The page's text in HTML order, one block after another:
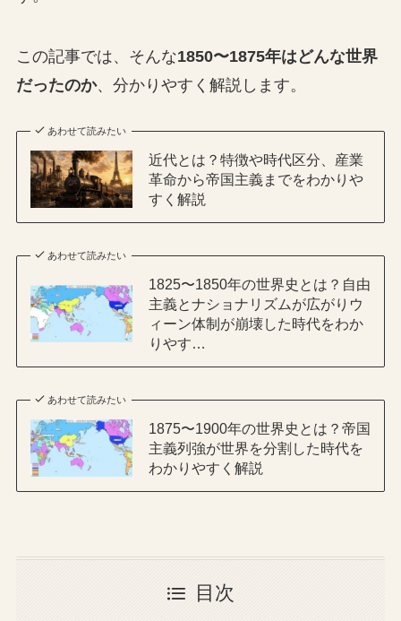
この記事では、そんな1850〜1875年はどんな世界
だったのか、分かりやすく解説します。
あわせて読みたい
近代とは？特徴や時代区分、産業
革命から帝国主義までをわかりや
すく解説
あわせて読みたい
1825〜1850年の世界史とは？自由
主義とナショナリズムが広がりウ
ィーン体制が崩壊した時代をわか
りやす…
あわせて読みたい
1875〜1900年の世界史とは？帝国
主義列強が世界を分割した時代を
わかりやすく解説
目次